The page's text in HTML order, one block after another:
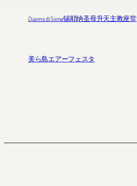
Duomo di Siena锡耶纳圣母升天主教座堂
美ら島エアーフェスタ